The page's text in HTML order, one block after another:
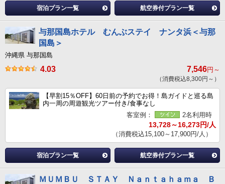
宿泊プラン一覧 航空券付プラン一覧
与那国島ホテル むんぶステイ ナンタ浜＜与那
国島＞
沖縄県 与那国島
4.03 7,546円～
（消費税込8,300円～）
【早割15％OFF】60日前の予約でお得！島ガイドと巡る島
内一周の周遊観光ツアー付き/食事なし
客室例：
2名利用時
13,728～16,273円/人
（消費税込15,100～17,900円/人）
宿泊プラン一覧 航空券付プラン一覧
ＭＵＭＢＵ ＳＴＡＹ Ｎａｎｔａｈａｍａ Ｂ